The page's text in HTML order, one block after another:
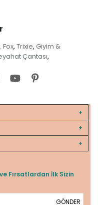
Fox, Trixie, Giyim &
Çantası,
Fırsatlardan İlk Sizin
GÖNDER